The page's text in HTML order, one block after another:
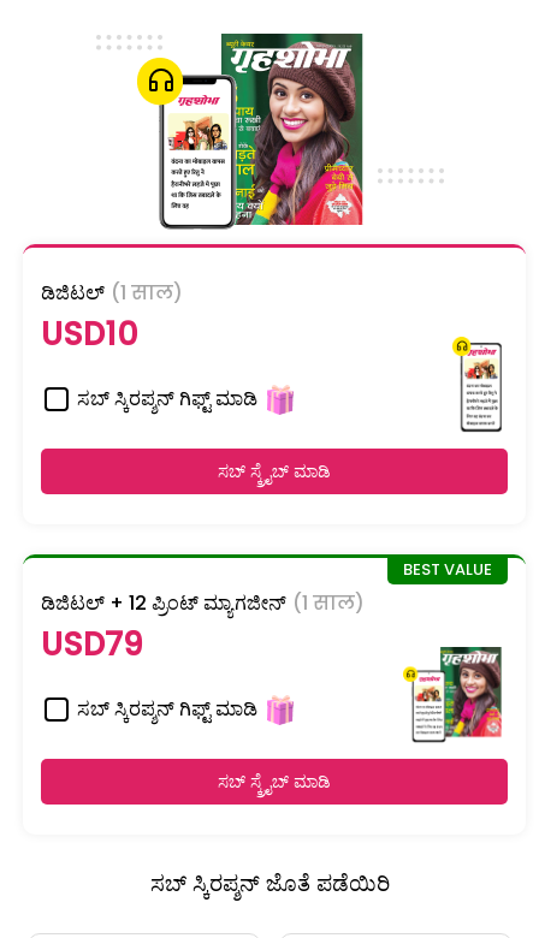
ಡಿಜಿಟಲ್ (1 साल)
USD10
ಸಬ್ ಸ್ಕಿರಪ್ಶನ್ ಗಿಫ್ಟ್ ಮಾಡಿ
ಸಬ್ ಸ್ಕ್ರೈಬ್ ಮಾಡಿ
ಡಿಜಿಟಲ್ + 12 ಪ್ರಿಂಟ್ ಮ್ಯಾಗಜೀನ್ (1 साल)
USD79
ಸಬ್ ಸ್ಕಿರಪ್ಶನ್ ಗಿಫ್ಟ್ ಮಾಡಿ
ಸಬ್ ಸ್ಕ್ರೈಬ್ ಮಾಡಿ
ಸಬ್ ಸ್ಕಿರಪ್ಶನ್ ಜೊತೆ ಪಡೆಯಿರಿ